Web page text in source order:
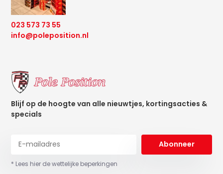
023 573 73 55
info@poleposition.nl
Blijf op de hoogte van alle nieuwtjes, kortingsacties &
specials
Abonneer
* Lees hier de wettelijke beperkingen